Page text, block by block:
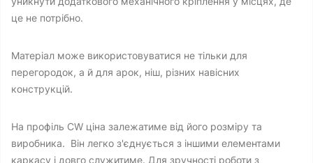
це не потрібно.
Матеріал може використовуватися не тільки для
перегородок, а й для арок, ніш, різних навісних
конструкцій.
На профіль CW ціна залежатиме від його розміру та
виробника. Він легко з'єднується з іншими елементами
каркасу і довго служитиме. Для зручності роботи з